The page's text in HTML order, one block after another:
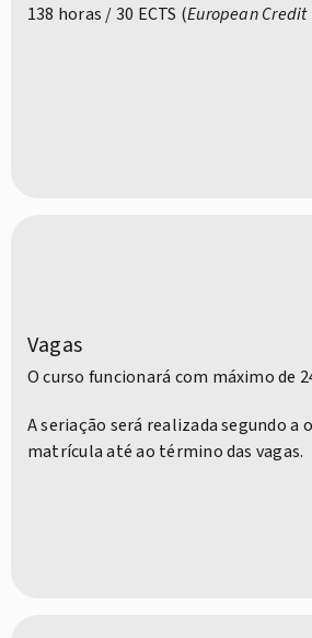
138 horas / 30 ECTS (European Credit
Vagas
O curso funcionará com máximo de
A seriação será realizada segundo a
matrícula até ao término das vagas.